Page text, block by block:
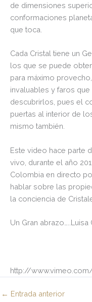
de dimensiones
conformaciones
que toca.
Cada Cristal tiene un
los que se puede
para máximo
invaluables y faros que
descubrirlos, pues el
puertas al interior de
mismo también.
Este video hace parte
vivo, durante el año
Colombia en directo
hablar sobre las
la conciencia de
Un Gran abrazo…..Luisa
http://
← Entrada anterior